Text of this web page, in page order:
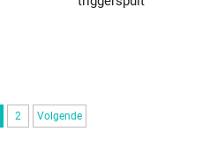
2 Volgende